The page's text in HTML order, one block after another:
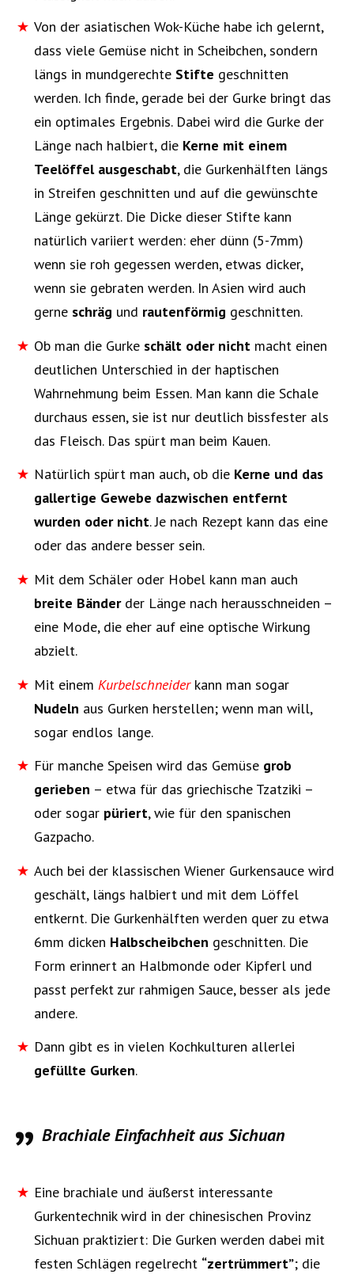
Von der asiatischen Wok-Küche habe ich gelernt,
dass viele Gemüse nicht in Scheibchen, sondern
längs in mundgerechte Stifte geschnitten
werden. Ich finde, gerade bei der Gurke bringt das
ein optimales Ergebnis. Dabei wird die Gurke der
Länge nach halbiert, die Kerne mit einem
Teelöffel ausgeschabt, die Gurkenhälften längs
in Streifen geschnitten und auf die gewünschte
Länge gekürzt. Die Dicke dieser Stifte kann
natürlich variiert werden: eher dünn (5-7mm)
wenn sie roh gegessen werden, etwas dicker,
wenn sie gebraten werden. In Asien wird auch
gerne schräg und rautenförmig geschnitten.
Ob man die Gurke schält oder nichtmacht einen
deutlichen Unterschied in der haptischen
Wahrnehmung beim Essen. Man kann die Schale
durchaus essen, sie ist nur deutlich bissfester als
das Fleisch. Das spürt man beim Kauen.
Natürlich spürt man auch, ob die Kerne und das
gallertige Gewebe dazwischen entfernt
wurden oder nicht. Je nach Rezept kann das eine
oder das andere besser sein.
Mit dem Schäler oder Hobel kann man auch
breite Bänderder Länge nach herausschneiden –
eine Mode, die eher auf eine optische Wirkung
abzielt.
Mit einem Kurbelschneider kann man sogar
Nudeln aus Gurken herstellen; wenn man will,
sogar endlos lange.
Für manche Speisen wird das Gemüse grob
gerieben – etwa für das griechische Tzatziki –
oder sogar püriert, wie für den spanischen
Gazpacho.
Auch bei der klassischen Wiener Gurkensauce wird
geschält, längs halbiert und mit dem Löffel
entkernt. Die Gurkenhälften werden quer zu etwa
6mm dicken Halbscheibchen geschnitten. Die
Form erinnert an Halbmonde oder Kipferl und
passt perfekt zur rahmigen Sauce, besser als jede
andere.
Dann gibt es in vielen Kochkulturen allerlei
gefüllte Gurken.
Brachiale Einfachheit aus Sichuan
Eine brachiale und äußerst interessante
Gurkentechnik wird in der chinesischen Provinz
Sichuan praktiziert: Die Gurken werden dabei mit
festen Schlägen regelrecht “zertrümmert”; die